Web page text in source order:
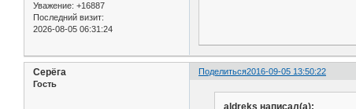
Уважение: +16887
Последний визит:
2026-08-05 06:31:24
Поделиться2016-09-05 13:50:22
Серёга
Гость
aldreks написал(а):